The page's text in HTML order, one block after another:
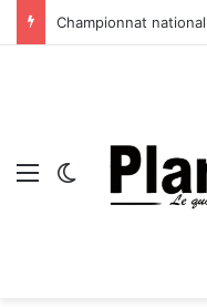
Menu Switch skin